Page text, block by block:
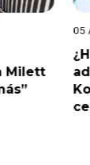
Milett
05